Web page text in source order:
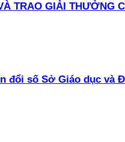
TRAO GIẢI THƯỞNG
đổi số Sở Giáo dục và